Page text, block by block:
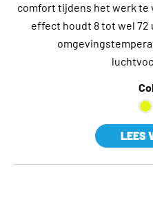
comfort tijdens het werk te
effect houdt 8 tot wel 72
LEES